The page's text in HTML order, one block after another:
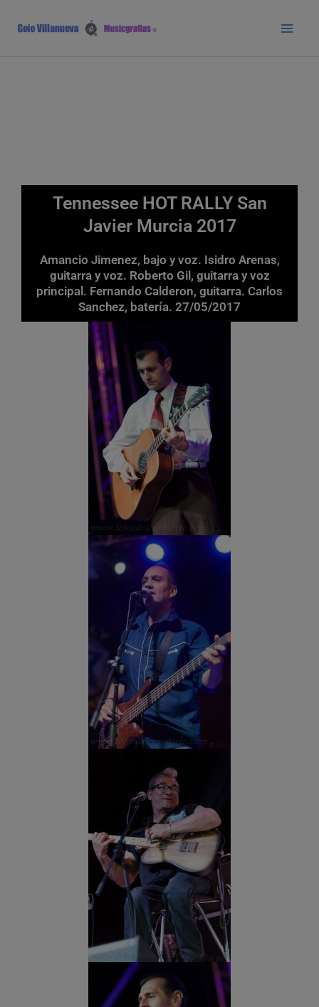
contenido
Tennessee HOT RALLY San
Javier Murcia 2017
Amancio Jimenez, bajo y voz. Isidro Arenas,
guitarra y voz. Roberto Gil, guitarra y voz
principal. Fernando Calderon, guitarra. Carlos
Sanchez, batería. 27/05/2017